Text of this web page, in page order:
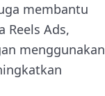
membantu
Reels Ads,
menggunakan